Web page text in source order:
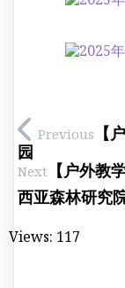
Previous 【
园
Next 【户外教
西亚森林研究
Views: 117